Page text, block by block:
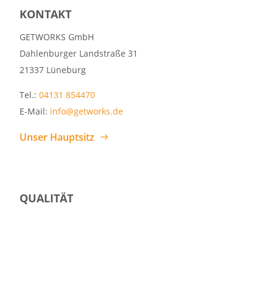
KONTAKT
GETWORKS GmbH
Dahlenburger Landstraße 31
21337 Lüneburg
Tel.: 04131 854470
E-Mail: info@getworks.de
Unser Hauptsitz
QUALITÄT